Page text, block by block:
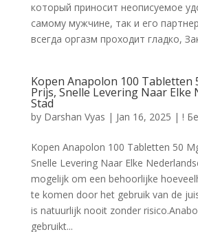
который приносит неописуемое
самому мужчине, так и его
всегда оргазм проходит гладко,
Kopen Anapolon 100 Tabletten
Prijs, Snelle Levering Naar Elke
Stad
by Darshan Vyas | Jan 16, 2025 | !
Kopen Anapolon 100 Tabletten 50
Snelle Levering Naar Elke
mogelijk om een behoorlijke
te komen door het gebruik van de
is natuurlijk nooit zonder
gebruikt...